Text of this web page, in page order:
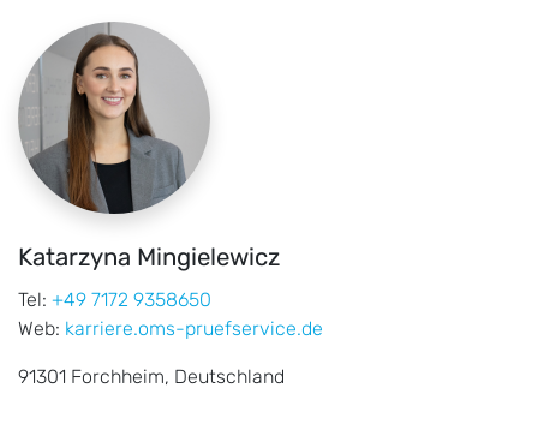
Katarzyna Mingielewicz
Tel: +49 7172 9358650
Web: karriere.oms-pruefservice.de
91301 Forchheim, Deutschland